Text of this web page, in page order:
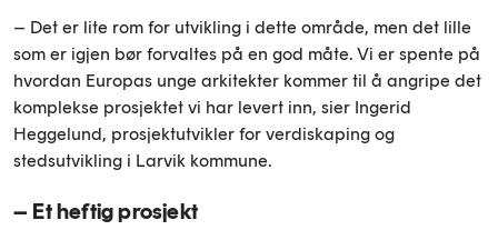
– Det er lite rom for utvikling i dette område, men det lille
som er igjen bør forvaltes på en god måte. Vi er spente på
hvordan Europas unge arkitekter kommer til å angripe det
komplekse prosjektet vi har levert inn, sier Ingerid
Heggelund, prosjektutvikler for verdiskaping og
stedsutvikling i Larvik kommune.
– Et heftig prosjekt